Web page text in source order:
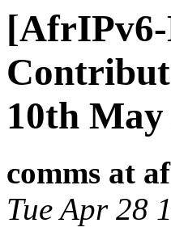
10th May
comms at
Tue Apr 28